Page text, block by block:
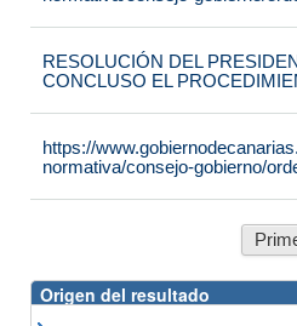
RESOLUCIÓN DEL
CONCLUSO EL
https://
normativa/consejo-gobierno/
Origen del resultado